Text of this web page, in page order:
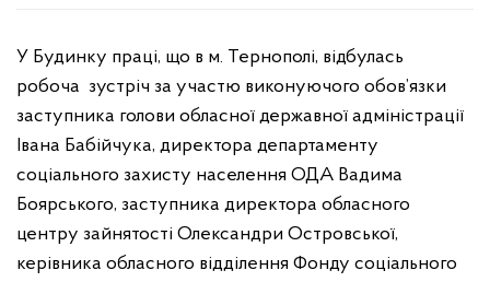
У Будинку праці, що в м. Тернополі, відбулась
робоча зустріч за участю виконуючого обов’язки
заступника голови обласної державної адміністрації
Івана Бабійчука, директора департаменту
соціального захисту населення ОДА Вадима
Боярського, заступника директора обласного
центру зайнятості Олександри Островської,
керівника обласного відділення Фонду соціального